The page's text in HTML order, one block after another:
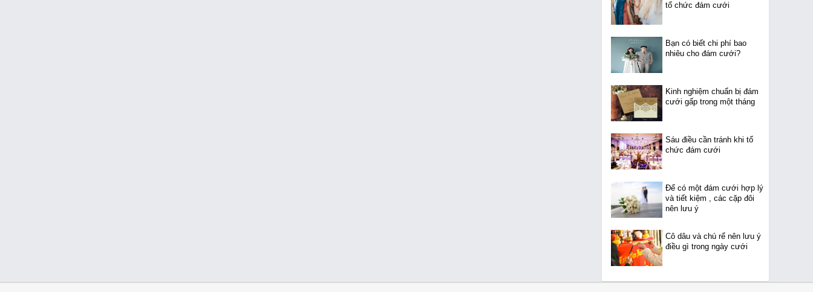
tổ chức đám cưới
Bạn có biết chi phí bao
nhiêu cho đám cưới?
Kinh nghiệm chuẩn bị đám
cưới gấp trong một tháng
Sáu điều cần tránh khi tổ
chức đám cưới
Để có một đám cưới hợp lý
và tiết kiệm , các cặp đôi
nên lưu ý
Cô dâu và chú rể nên lưu ý
điều gì trong ngày cưới